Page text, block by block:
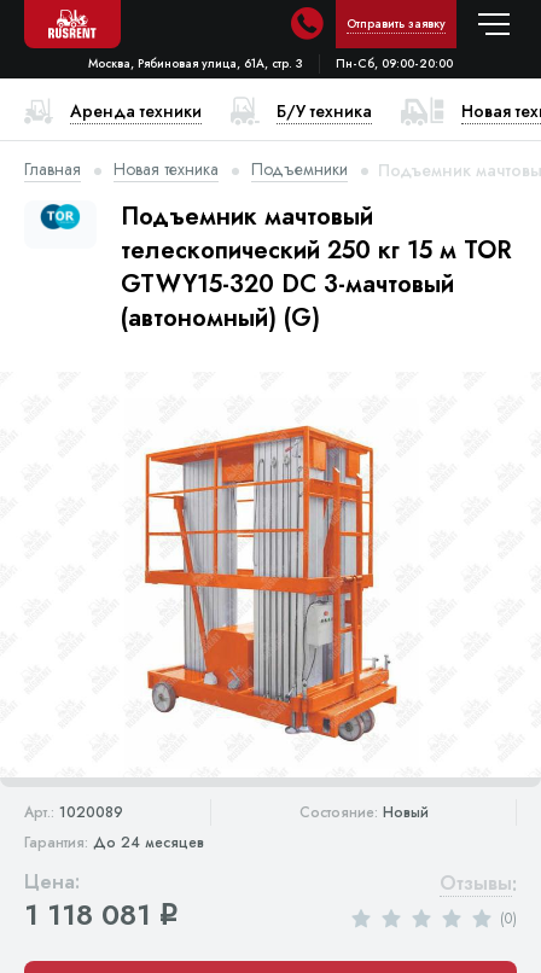
Отправить заявку
Москва, Рябиновая улица, 61А, стр. 3 Пн-Сб, 09:00-20:00
Аренда техники Б/У техника Новая
Главная Новая техника Подъемники Подъемник
Подъемник мачтовый
телескопический 250 кг 15 м TOR
GTWY15-320 DC 3-мачтовый
(автономный) (G)
Арт.: 1020089 Состояние: Новый
Гарантия: До 24 месяцев
Цена:
1 118 081 q
Отзывы:
(0)